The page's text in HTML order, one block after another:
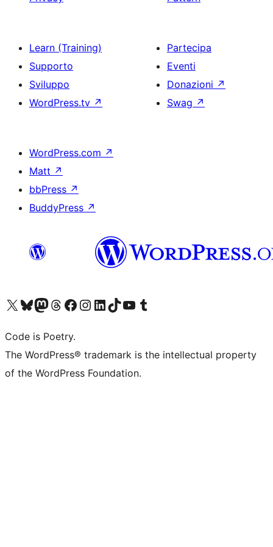
Learn (Training)
Supporto
Sviluppo
WordPress.tv ↗
Partecipa
Eventi
Donazioni ↗
Swag ↗
WordPress.com ↗
Matt ↗
bbPress ↗
BuddyPress ↗
Visita il nostro account X (ex Twitter)
Visita il nostro account Bluesky
Visita il nostro account Mastodon
Visita il nostro account Threads
Visita la nostra pagina Facebook
Visita il nostro account Instagram
Visita il nostro account LinkedIn
Visita il nostro account TikTok
Visita il nostro canale YouTube
Visita il nostro account Tumblr
Code is Poetry.
The WordPress® trademark is the intellectual property
of the WordPress Foundation.